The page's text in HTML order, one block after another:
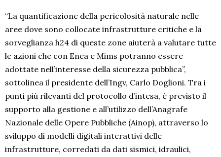
“La quantificazione della pericolosità naturale nelle
aree dove sono collocate infrastrutture critiche e la
sorveglianza h24 di queste zone aiuterà a valutare tutte
le azioni che con Enea e Mims potranno essere
adottate nell’interesse della sicurezza pubblica”,
sottolinea il presidente dell’Ingv, Carlo Doglioni. Tra i
punti più rilevanti del protocollo d’intesa, è previsto il
supporto alla gestione e all’utilizzo dell’Anagrafe
Nazionale delle Opere Pubbliche (Ainop), attraverso lo
sviluppo di modelli digitali interattivi delle
infrastrutture, corredati da dati sismici, idraulici,